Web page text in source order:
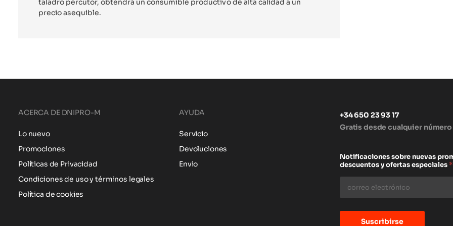
taladro percutor, obtendrá un consumible productivo de alta calidad a un
precio asequible.
ACERCA DE DNIPRO-M
Lo nuevo
Promociones
Políticas de Privacidad
Condiciones de uso y términos legales
Política de cookies
AYUDA
Servicio
Devoluciones
Envio
+34 650 23 93 17
Gratis desde cualquier número
Notificaciones sobre nuevas
descuentos y ofertas especiales*
Suscribirse